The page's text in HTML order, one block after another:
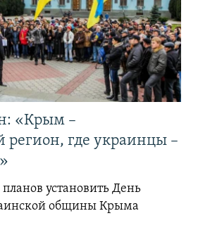
«Крым –
регион, где украинцы –
установить День
общины Крыма